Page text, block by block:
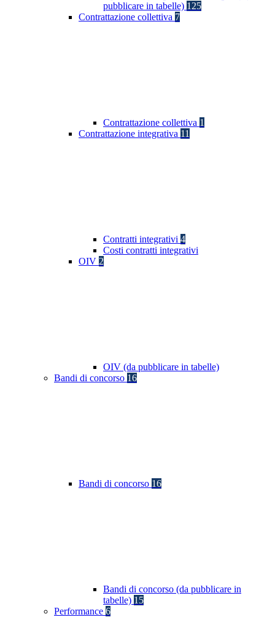
pubblicare in tabelle) 125
Contrattazione collettiva 7
Contrattazione collettiva 1
Contrattazione integrativa 11
Contratti integrativi 4
Costi contratti integrativi
OIV 2
OIV (da pubblicare in tabelle)
Bandi di concorso 16
Bandi di concorso 16
Bandi di concorso (da pubblicare in
tabelle) 15
Performance 6